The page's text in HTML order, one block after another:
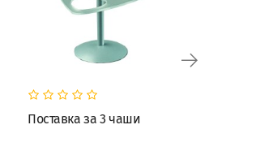
Поставка за 3 чаши